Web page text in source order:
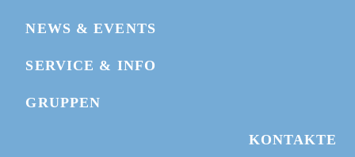
GUTSCHEIN SCHENKEN
NEWS & EVENTS
SERVICE & INFO
GRUPPEN
KONTAKTE